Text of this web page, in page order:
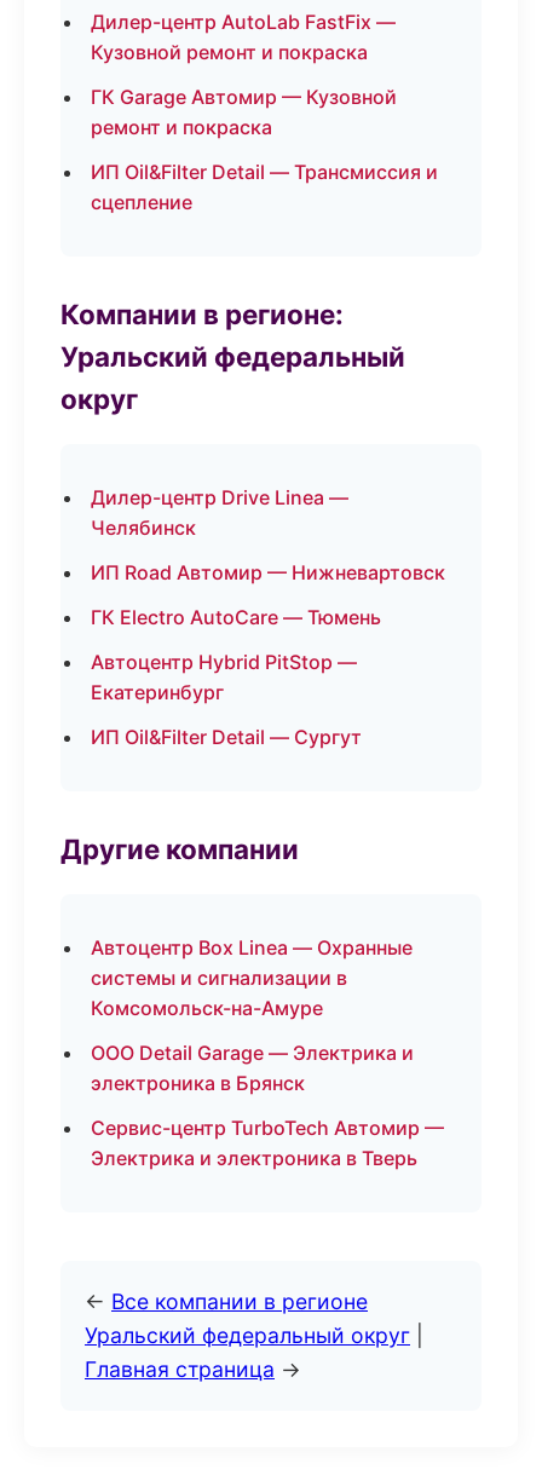
Дилер-центр AutoLab FastFix —
Кузовной ремонт и покраска
ГК Garage Автомир — Кузовной
ремонт и покраска
ИП Oil&Filter Detail — Трансмиссия и
сцепление
Компании в регионе:
Уральский федеральный
округ
Дилер-центр Drive Linea —
Челябинск
ИП Road Автомир — Нижневартовск
ГК Electro AutoCare — Тюмень
Автоцентр Hybrid PitStop —
Екатеринбург
ИП Oil&Filter Detail — Сургут
Другие компании
Автоцентр Box Linea — Охранные
системы и сигнализации в
Комсомольск-на-Амуре
ООО Detail Garage — Электрика и
электроника в Брянск
Сервис-центр TurboTech Автомир —
Электрика и электроника в Тверь
← Все компании в регионе
Уральский федеральный округ
Главная страница →